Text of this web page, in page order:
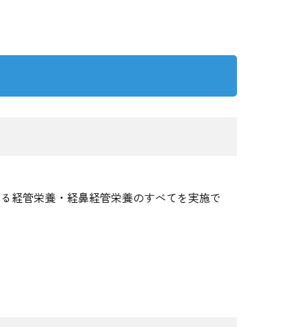
経管栄養・経鼻経管栄養のすべてを実施で